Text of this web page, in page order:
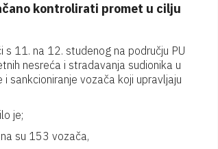
kontrolirati promet u cilju
s 11. na 12. studenog na području PU
nesreća i stradavanja sudionika u
sankcioniranje vozača koji upravljaju
je;
su 153 vozača,